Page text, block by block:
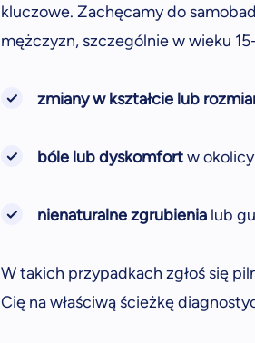
kluczowe. Zachęcamy do
mężczyzn, szczególnie w wieku
zmiany w kształcie lub
bóle lub dyskomfortw
nienaturalne zgrubienia lub
W takich przypadkach zgłoś się
Cię na właściwą ścieżkę